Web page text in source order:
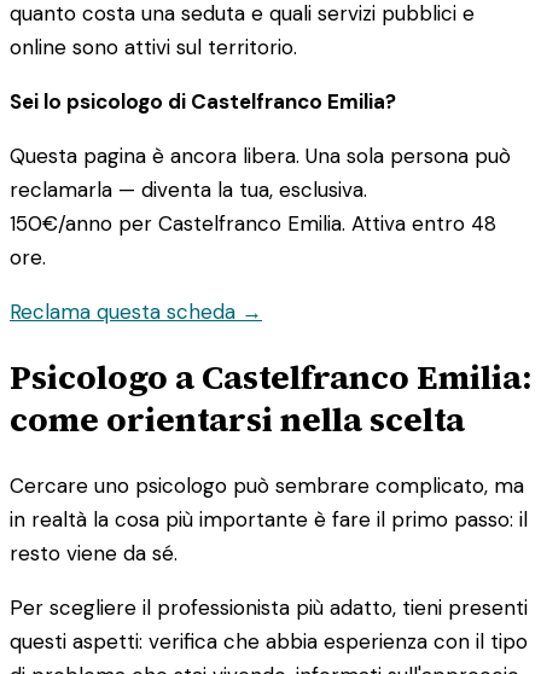
quanto costa una seduta e quali servizi pubblici e
online sono attivi sul territorio.
Sei lo psicologo di Castelfranco Emilia?
Questa pagina è ancora libera. Una sola persona può
reclamarla — diventa la tua, esclusiva.
150€/anno per Castelfranco Emilia. Attiva entro 48
ore.
Reclama questa scheda →
Psicologo a Castelfranco Emilia:
come orientarsi nella scelta
Cercare uno psicologo può sembrare complicato, ma
in realtà la cosa più importante è fare il primo passo: il
resto viene da sé.
Per scegliere il professionista più adatto, tieni presenti
questi aspetti: verifica che abbia esperienza con il tipo